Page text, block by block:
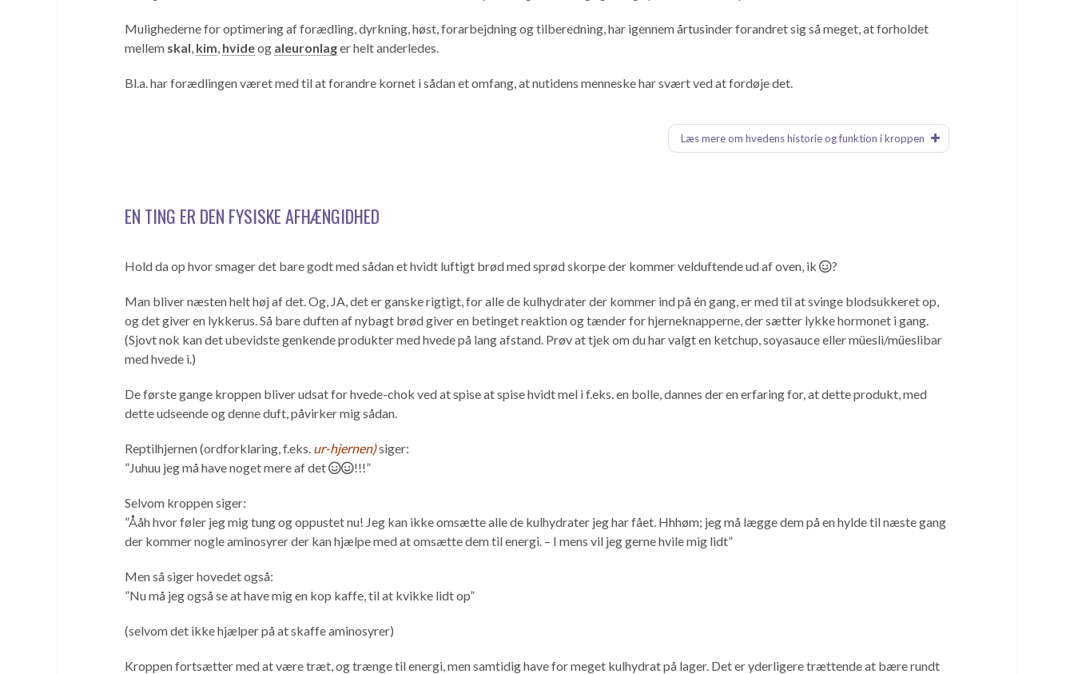
Mulighederne for optimering af forædling, dyrkning, høst, forarbejdning og tilberedning, har igennem årtusinder forandret sig så meget, at forholdet
mellem skal, kim, hvideog aleuronlager helt anderledes.
Bl.a. har forædlingen været med til at forandre kornet i sådan et omfang, at nutidens menneske har svært ved at fordøje det.
Læs mere om hvedens historie og funktion i kroppen
EN TING ER DEN FYSISKE AFHÆNGIDHED
Hold da op hvor smager det bare godt med sådan et hvidt luftigt brød med sprød skorpe der kommer velduftende ud af oven, ik ?
Man bliver næsten helt høj af det. Og, JA, det er ganske rigtigt, for alle de kulhydrater der kommer ind på én gang, er med til at svinge blodsukkeret op,
og det giver en lykkerus. Så bare duften af nybagt brød giver en betinget reaktion og tænder for hjerneknapperne, der sætter lykke hormonet i gang.
(Sjovt nok kan det ubevidste genkende produkter med hvede på lang afstand. Prøv at tjek om du har valgt en ketchup, soyasauce eller müesli/müeslibar
med hvede i.)
De første gange kroppen bliver udsat for hvede-chok ved at spise at spise hvidt mel i f.eks. en bolle, dannes der en erfaring for, at dette produkt, med
dette udseende og denne duft, påvirker mig sådan.
Reptilhjernen (ordforklaring, f.eks. ur-hjernen)siger:
”Juhuu jeg må have noget mere af det
!!!”
Selvom kroppen siger:
”Ååh hvor føler jeg mig tung og oppustet nu! Jeg kan ikke omsætte alle de kulhydrater jeg har fået. Hhhøm; jeg må lægge dem på en hylde til næste gang
der kommer nogle aminosyrer der kan hjælpe med at omsætte dem til energi. – I mens vil jeg gerne hvile mig lidt”
Men så siger hovedet også:
”Nu må jeg også se at have mig en kop kaffe, til at kvikke lidt op”
(selvom det ikke hjælper på at skaffe aminosyrer)
Kroppen fortsætter med at være træt, og trænge til energi, men samtidig have for meget kulhydrat på lager. Det er yderligere trættende at bære rundt